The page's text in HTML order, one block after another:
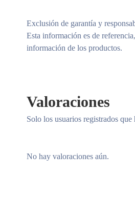
Exclusión de garantía y
Esta información es de
información de los productos.
Valoraciones
No hay valoraciones aún.
Solo los usuarios registrados